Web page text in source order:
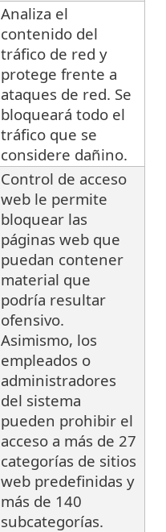
Analiza el
contenido del
tráfico de red y
protege frente a
ataques de red. Se
bloqueará todo el
tráfico que se
considere dañino.
Control de acceso
web le permite
bloquear las
páginas web que
puedan contener
material que
podría resultar
ofensivo.
Asimismo, los
empleados o
administradores
del sistema
pueden prohibir el
acceso a más de 27
categorías de sitios
web predefinidas y
más de 140
subcategorías.